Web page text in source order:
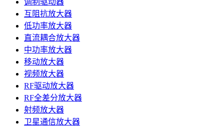
调制驱动器
互阻抗放大器
低功率放大器
直流耦合放大器
中功率放大器
移动放大器
视频放大器
RF驱动放大器
RF全差分放大器
射频放大器
卫星通信放大器